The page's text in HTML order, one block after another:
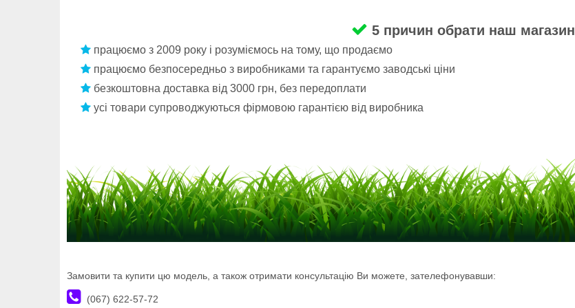
5 причин обрати наш магазин
працюємо з 2009 року і розуміємось на тому, що продаємо
працюємо безпосередньо з виробниками та гарантуємо заводські ціни
безкоштовна доставка від 3000 грн, без передоплати
усі товари супроводжуються фірмовою гарантією від виробника
Замовити та купити цю модель, а також отримати консультацію Ви можете, зателефонувавши:
(067) 622-57-72